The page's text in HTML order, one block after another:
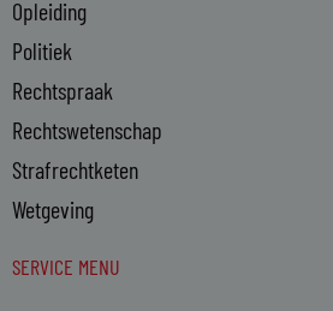
Opleiding
Politiek
Rechtspraak
Rechtswetenschap
Strafrechtketen
Wetgeving
SERVICE MENU